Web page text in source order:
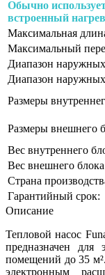
Обычно
встроенный
Максимальная
Максимальный
Диапазон наружных
Диапазон наружных
Размеры
Размеры внешнего
Вес внутреннего
Вес внешнего
Страна
Гарантийный срок:
Описание
Тепловой насос
предназначен
помещений до 35
электронным